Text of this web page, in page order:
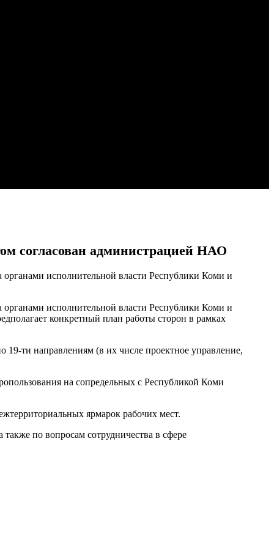
согласован администрацией НАО
исполнительной власти Республики Коми и
исполнительной власти Республики Коми и
конкретный план работы сторон в рамках
19-ти направлениям (в их числе проектное управление,
на сопредельных с Республикой Коми
ярмарок рабочих мест.
по вопросам сотрудничества в сфере